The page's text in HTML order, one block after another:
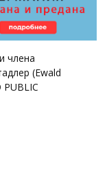
члена
(Ewald
PUBLIC